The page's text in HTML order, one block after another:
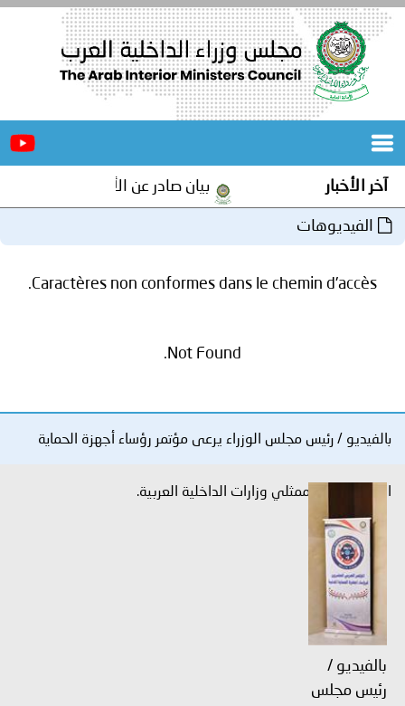
الرئيسية
إنجازات
توعوية
الخدمات
وفيديو
أصداء
الأمانة
إعلانات
من
نحن
اتصل
بنا
آخر الأخبار بيان صادر عن الأمانة العامة لمجلس
الفيديوهات
Caractères non conformes dans le chemin d'accès.
Not Found.
بالفيديو / رئيس مجلس الوزراء يرعى مؤتمر رؤساء أجهزة الحماية
المدنية بحضور ممثلي وزارات الداخلية العربية.
بالفيديو /
رئيس مجلس